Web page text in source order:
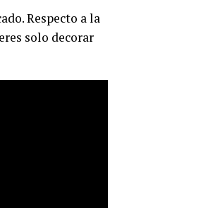
Respecto a la
solo decorar